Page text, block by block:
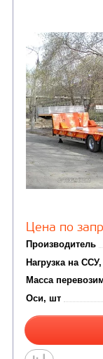
Цена по
Нагрузка на
Оси, шт